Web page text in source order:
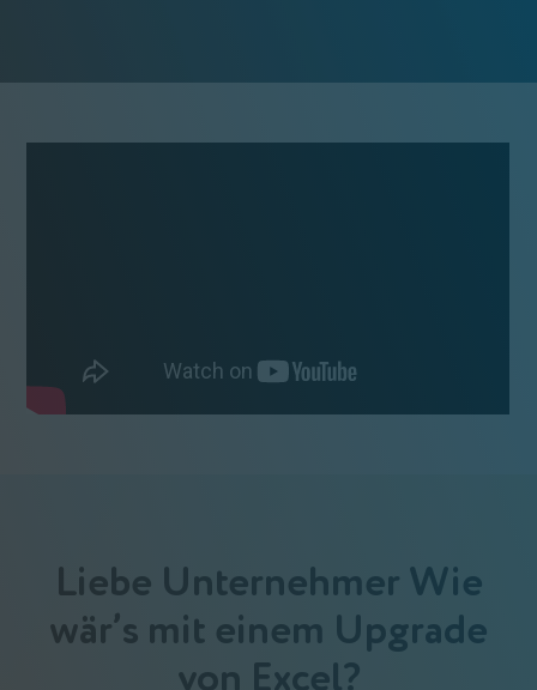
Liebe Unternehmer Wie
wär’s mit einem Upgrade
von Excel?